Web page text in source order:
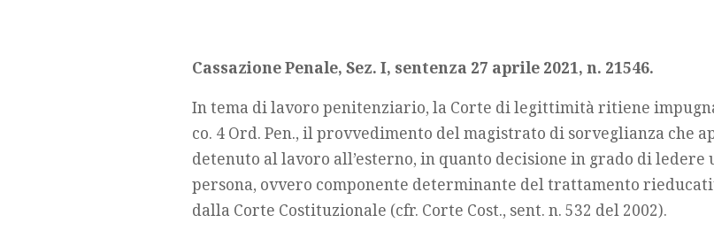
Cassazione Penale, Sez. I, sentenza 27 aprile 2021, n. 21546.
In tema di lavoro penitenziario, la Corte di legittimità ritiene
co. 4 Ord. Pen., il provvedimento del magistrato di sorveglianza che
detenuto al lavoro all’esterno, in quanto decisione in grado di
persona, ovvero componente determinante del trattamento
dalla Corte Costituzionale (cfr. Corte Cost., sent. n. 532 del 2002).